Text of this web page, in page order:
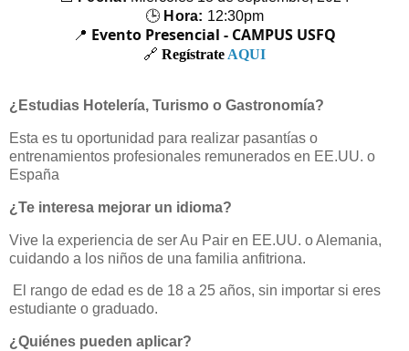
🕒 Hora: 12:30pm
📍 Evento Presencial - CAMPUS USFQ
🔗 Regístrate AQUI
¿Estudias Hotelería, Turismo o Gastronomía?
Esta es tu oportunidad para realizar pasantías o
entrenamientos profesionales remunerados en EE.UU. o
España
¿Te interesa mejorar un idioma?
Vive la experiencia de ser Au Pair en EE.UU. o Alemania,
cuidando a los niños de una familia anfitriona.
El rango de edad es de 18 a 25 años, sin importar si eres
estudiante o graduado.
¿Quiénes pueden aplicar?